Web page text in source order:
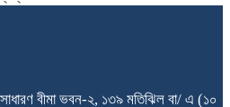
সাধারণ বীমা ভবন-২, ১৩৯ মতিঝিল বা/ এ (১০